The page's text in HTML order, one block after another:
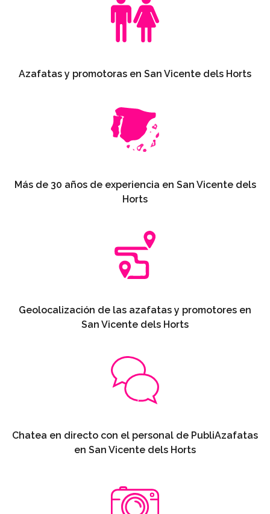
Azafatas y promotoras en San Vicente dels Horts
Más de 30 años de experiencia en San Vicente dels
Horts
Geolocalización de las azafatas y promotores en
San Vicente dels Horts
Chatea en directo con el personal de PubliAzafatas
en San Vicente dels Horts